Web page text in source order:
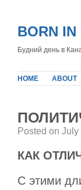
BORN
Будний день в
HOME ABOUT
Posted on
КАК
С этими